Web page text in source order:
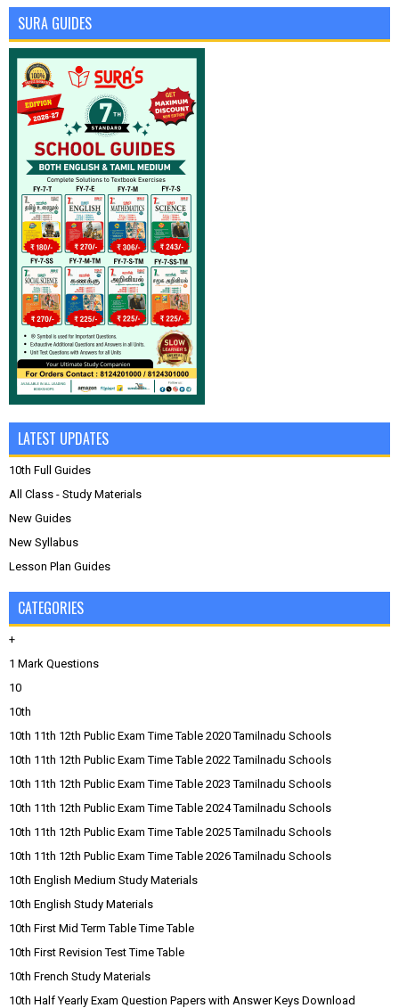
SURA GUIDES
LATEST UPDATES
10th Full Guides
All Class - Study Materials
New Guides
New Syllabus
Lesson Plan Guides
CATEGORIES
+
1 Mark Questions
10
10th
10th 11th 12th Public Exam Time Table 2020 Tamilnadu Schools
10th 11th 12th Public Exam Time Table 2022 Tamilnadu Schools
10th 11th 12th Public Exam Time Table 2023 Tamilnadu Schools
10th 11th 12th Public Exam Time Table 2024 Tamilnadu Schools
10th 11th 12th Public Exam Time Table 2025 Tamilnadu Schools
10th 11th 12th Public Exam Time Table 2026 Tamilnadu Schools
10th English Medium Study Materials
10th English Study Materials
10th First Mid Term Table Time Table
10th First Revision Test Time Table
10th French Study Materials
10th Half Yearly Exam Question Papers with Answer Keys Download